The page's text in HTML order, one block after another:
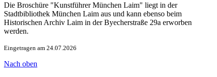
Die Broschüre "Kunstführer München Laim" liegt in der
Stadtbibliothek München Laim aus und kann ebenso beim
Historischen Archiv Laim in der Byecherstraße 29a erworben
werden.
Eingetragen am 24.07.2026
Nach oben